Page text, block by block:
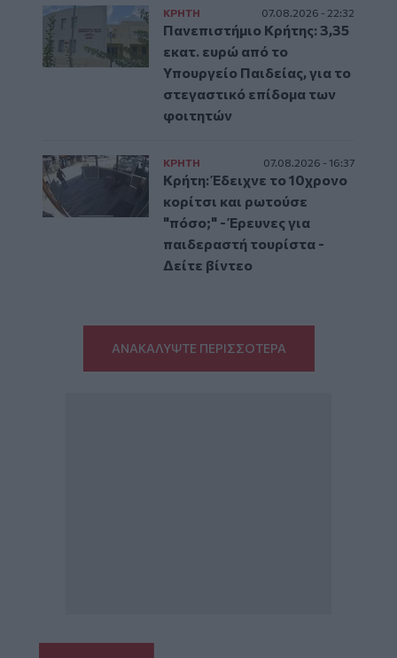
ΚΡΗΤΗ 07.08.2026 - 22:32
Πανεπιστήμιο Κρήτης: 3,35
εκατ. ευρώ από το
Υπουργείο Παιδείας, για το
στεγαστικό επίδομα των
φοιτητών
ΚΡΗΤΗ 07.08.2026 - 16:37
Κρήτη: Έδειχνε το 10χρονο
κορίτσι και ρωτούσε
"πόσο;" - Έρευνες για
παιδεραστή τουρίστα -
Δείτε βίντεο
ΑΝΑΚΑΛΥΨΤΕ ΠΕΡΙΣΣΟΤΕΡΑ